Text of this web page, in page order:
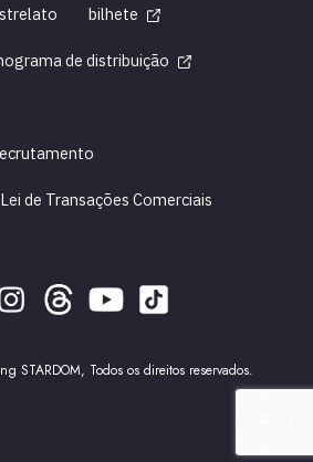
bilhete
de distribuição
de Transações Comerciais
STARDOM, Todos os direitos reservados.